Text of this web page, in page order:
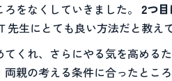
をなくしていきました。 2つ
先生にとても良い方法だと教え
くれ、さらにやる気を高め
親の考える条件に合ったとこ